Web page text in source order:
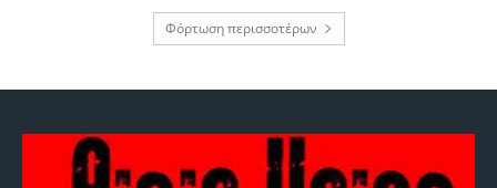
Φόρτωση περισσοτέρων